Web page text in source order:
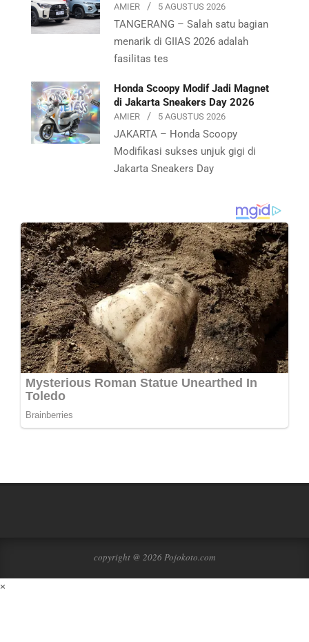
AMIER 5 AGUSTUS 2026
TANGERANG – Salah satu bagian
menarik di GIIAS 2026 adalah
fasilitas tes
Honda Scoopy Modif Jadi Magnet
di Jakarta Sneakers Day 2026
AMIER 5 AGUSTUS 2026
JAKARTA – Honda Scoopy
Modifikasi sukses unjuk gigi di
Jakarta Sneakers Day
copyright @ 2026 Pojokoto.com
×